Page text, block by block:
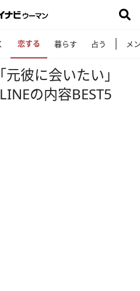
恋する 暮らす 占う メ
彼に会いたい」
の内容BEST5